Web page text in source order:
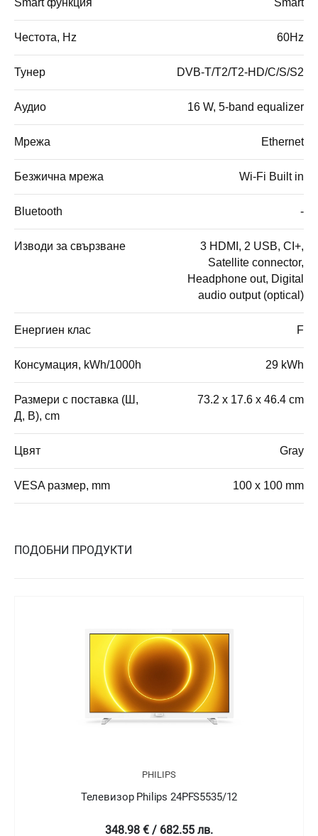
Smart функция Smart
Честота, Hz 60Hz
Тунер DVB-T/T2/T2-HD/C/S/S2
Аудио 16 W, 5-band equalizer
Мрежа Ethernet
Безжична мрежа Wi-Fi Built in
Bluetooth -
Изводи за свързване
3 HDMI, 2 USB, CI+,
Satellite connector,
Headphone out, Digital
audio output (optical)
Енергиен клас F
Консумация, kWh/1000h 29 kWh
Размери с поставка (Ш,
Д, В), cm
73.2 x 17.6 x 46.4 cm
Цвят Gray
VESA размер, mm 100 x 100 mm
ПОДОБНИ ПРОДУКТИ
PHILIPS
Телевизор Philips 24PFT5505/05
349 € / 682.58 лв.